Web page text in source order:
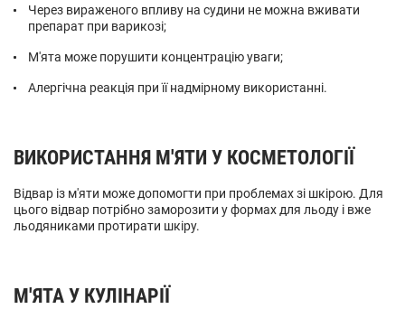
Через вираженого впливу на судини не можна вживати
препарат при варикозі;
М'ята може порушити концентрацію уваги;
Алергічна реакція при її надмірному використанні.
ВИКОРИСТАННЯ М'ЯТИ У КОСМЕТОЛОГІЇ
Відвар із м'яти може допомогти при проблемах зі шкірою. Для
цього відвар потрібно заморозити у формах для льоду і вже
льодяниками протирати шкіру.
М'ЯТА У КУЛІНАРІЇ